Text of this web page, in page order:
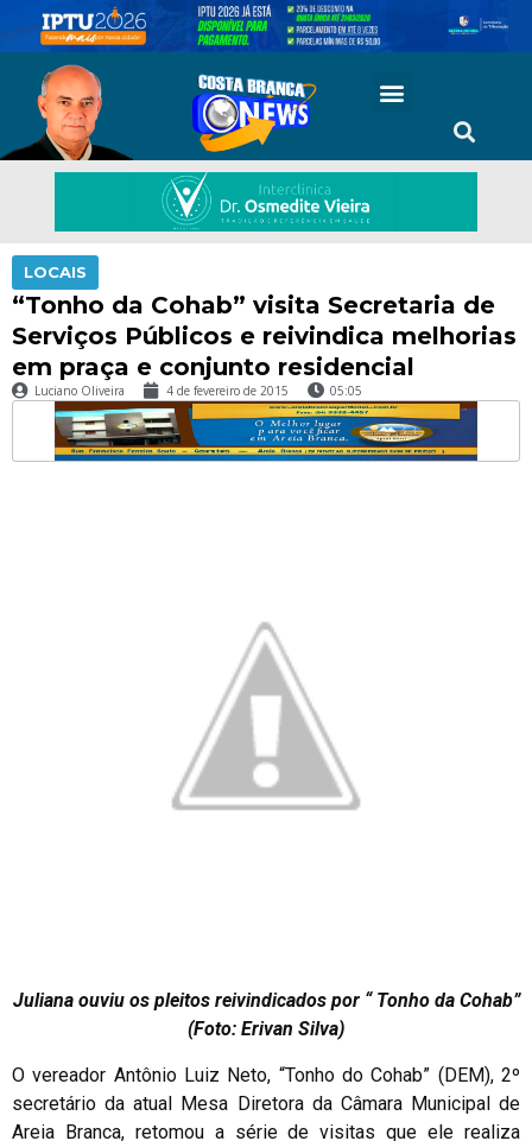
LOCAIS
“Tonho da Cohab” visita Secretaria de
Serviços Públicos e reivindica melhorias
em praça e conjunto residencial
Luciano Oliveira 4 de fevereiro de 2015 05:05
Juliana ouviu os pleitos reivindicados por “ Tonho da Cohab”
(Foto: Erivan Silva)
O vereador Antônio Luiz Neto, “Tonho do Cohab” (DEM), 2º
secretário da atual Mesa Diretora da Câmara Municipal de
Areia Branca, retomou a série de visitas que ele realiza